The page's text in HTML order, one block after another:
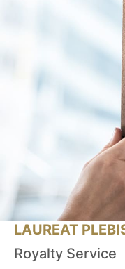
LAUREAT
Royalty Service